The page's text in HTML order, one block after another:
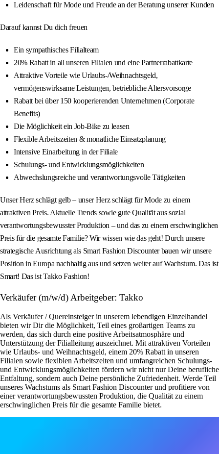
Leidenschaft für Mode und Freude an der Beratung unserer Kunden
Darauf kannst Du dich freuen
Ein sympathisches Filialteam
20% Rabatt in all unseren Filialen und eine Partnerrabattkarte
Attraktive Vorteile wie Urlaubs-/Weihnachtsgeld,
vermögenswirksame Leistungen, betriebliche Altersvorsorge
Rabatt bei über 150 kooperierenden Unternehmen (Corporate
Benefits)
Die Möglichkeit ein Job-Bike zu leasen
Flexible Arbeitszeiten & monatliche Einsatzplanung
Intensive Einarbeitung in der Filiale
Schulungs- und Entwicklungsmöglichkeiten
Abwechslungsreiche und verantwortungsvolle Tätigkeiten
Unser Herz schlägt gelb – unser Herz schlägt für Mode zu einem
attraktiven Preis. Aktuelle Trends sowie gute Qualität aus sozial
verantwortungsbewusster Produktion – und das zu einem erschwinglichen
Preis für die gesamte Familie? Wir wissen wie das geht! Durch unsere
strategische Ausrichtung als Smart Fashion Discounter bauen wir unsere
Position in Europa nachhaltig aus und setzen weiter auf Wachstum. Das ist
Smart! Das ist Takko Fashion!
Verkäufer (m/w/d) Arbeitgeber: Takko
Als Verkäufer / Quereinsteiger in unserem lebendigen Einzelhandel
bieten wir Dir die Möglichkeit, Teil eines großartigen Teams zu
werden, das sich durch eine positive Arbeitsatmosphäre und
Unterstützung der Filialleitung auszeichnet. Mit attraktiven Vorteilen
wie Urlaubs- und Weihnachtsgeld, einem 20% Rabatt in unseren
Filialen sowie flexiblen Arbeitszeiten und umfangreichen Schulungs-
und Entwicklungsmöglichkeiten fördern wir nicht nur Deine berufliche
Entfaltung, sondern auch Deine persönliche Zufriedenheit. Werde Teil
unseres Wachstums als Smart Fashion Discounter und profitiere von
einer verantwortungsbewussten Produktion, die Qualität zu einem
erschwinglichen Preis für die gesamte Familie bietet.